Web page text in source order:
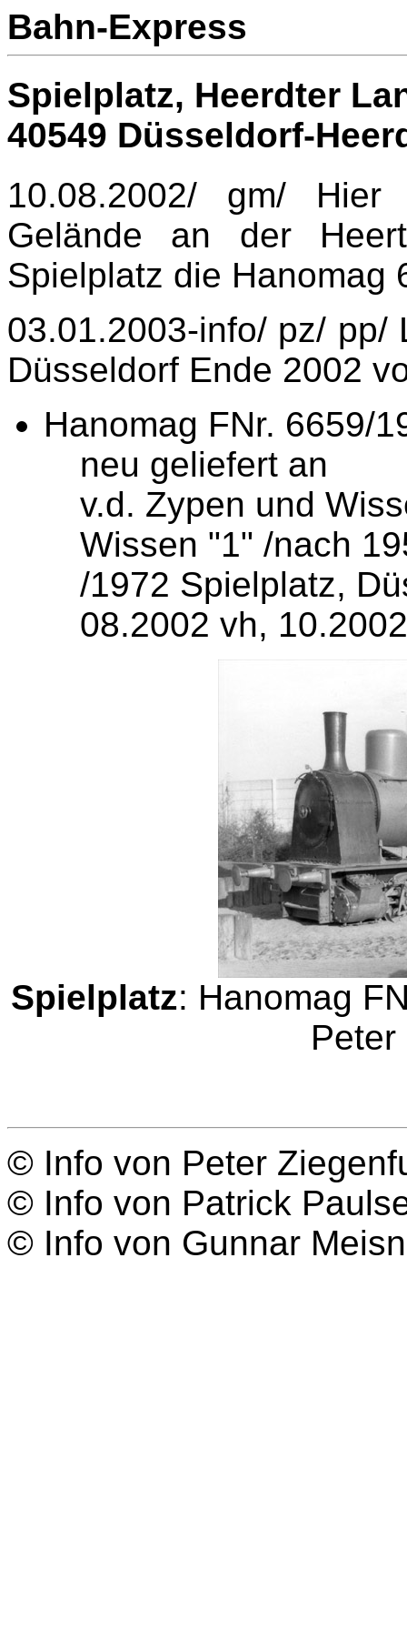
Bahn-Express
Spielplatz, Heerdter
40549 Düsseldorf-
10.08.2002/ gm/
Gelände an der
Spielplatz die Hanomag
03.01.2003-info/ pz/ pp/
Düsseldorf Ende 2002
Hanomag FNr. 6659/
neu geliefert an
v.d. Zypen und
Wissen "1" /nach
/1972 Spielplatz,
08.2002 vh,
Spielplatz: Hanomag
© Info von Peter
© Info von Patrick
© Info von Gunnar